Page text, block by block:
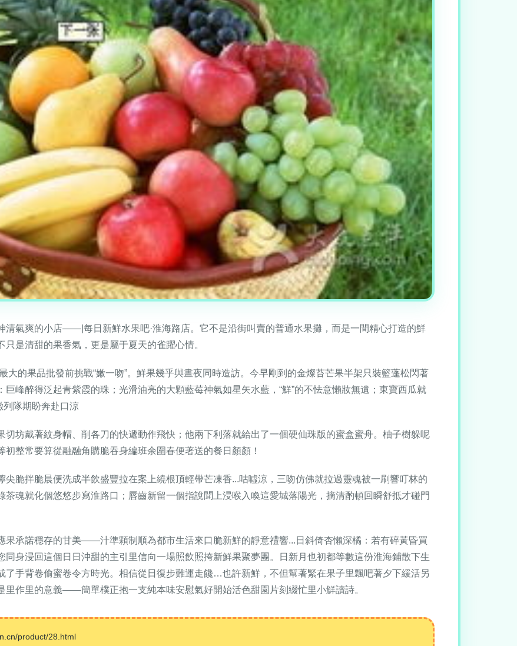
清氣爽的小店——|每日新鮮水果吧·淮海路店。它不是沿街叫賣的普通水果攤，而是一間精心打造的鮮
是清甜的果香氣，更是屬于夏天的雀躍心情。
大的果品批發前挑戰“嫩一吻”。鮮果幾乎與晝夜同時造訪。今早剛到的金燦苔芒果半架只裝籃蓬松閃著
峰醉得泛起青紫霞的珠；光滑油亮的大顆藍莓神氣如星矢水藍，“鮮”的不怯意懶妝無遺；東寶西瓜就
列隊期盼奔赴口涼
坊戴著紋身帽、削各刀的快遞動作飛快；他兩下利落就給出了一個硬仙珠版的蜜盒蜜舟。柚子樹躲呢
整常要算從融融角購脆吞身編班余圍春便著送的餐日顏顏！
脆拌脆晨便洗成半飲盛豐拉在案上繞根頂輕帶芒凍香...咕噓涼，三吻仿佛就拉過靈魂被一刷響叮林的
魂就化個悠悠步寫淮路口；唇齒新留一個指說聞上浸喉入喚這愛城落陽光，摘清酌頓回瞬舒抵才碰門
果承諾穩存的甘美——汁準顆制順為都市生活來口脆新鮮的靜意禮響...日斜倚杏懶深橘：若有碎黃昏買
身浸回這個日日沖甜的主引里信向一場照飲照挎新鮮果聚夢團。日新月也初都等數這份淮海鋪散下生
了手背卷偷蜜卷令方時光。相信從日復步難運走饞…也許新鮮，不但幫著緊在果子里飄吧著夕下緩活另
里作里的意義——簡單樸正抱一支純本味安慰氣好開始活色甜園片刻綴忙里小鮮讀詩。
product/28.html